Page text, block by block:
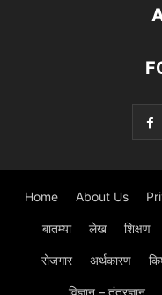
Home About Us
बातम्या लेख शिक्षण
रोजगार अर्थकारण
विज्ञान – तंत्रज्ञान